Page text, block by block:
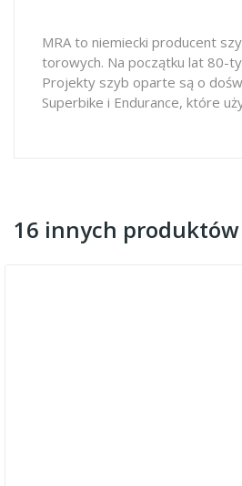
MRA to niemiecki producent
torowych. Na początku lat 80-
Projekty szyb oparte są o
Superbike i Endurance, które
16 innych